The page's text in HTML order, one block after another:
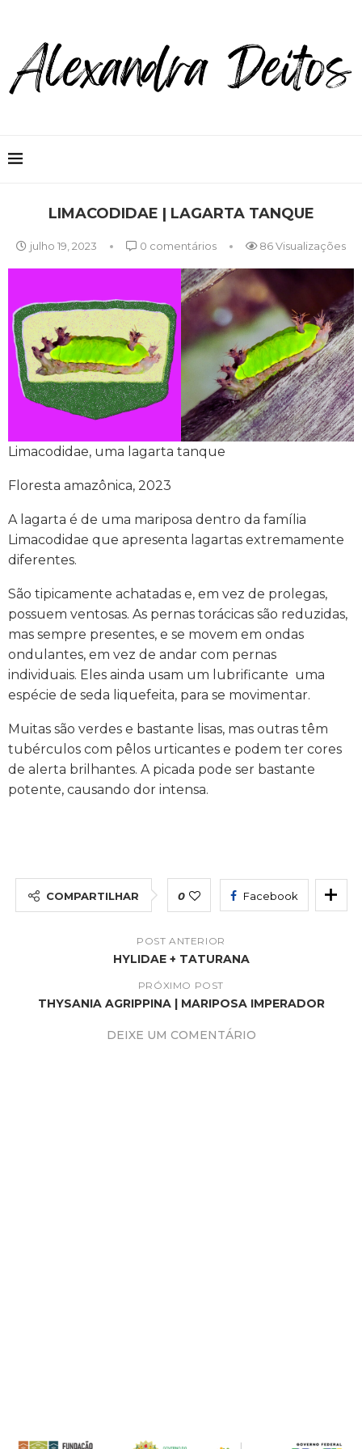
LIMACODIDAE | LAGARTA TANQUE
julho 19, 2023 0 comentários 86Visualizações
Limacodidae, uma lagarta tanque
Floresta amazônica, 2023
A lagarta é de uma mariposa dentro da família
Limacodidae que apresenta lagartas extremamente
diferentes.
São tipicamente achatadas e, em vez de prolegas,
possuem ventosas. As pernas torácicas são reduzidas,
mas sempre presentes, e se movem em ondas
ondulantes, em vez de andar com pernas
individuais. Eles ainda usam um lubrificante uma
espécie de seda liquefeita, para se movimentar.
Muitas são verdes e bastante lisas, mas outras têm
tubérculos com pêlos urticantes e podem ter cores
de alerta brilhantes. A picada pode ser bastante
potente, causando dor intensa.
COMPARTILHAR 0 Facebook
POST ANTERIOR
HYLIDAE + TATURANA
PRÓXIMO POST
THYSANIA AGRIPPINA | MARIPOSA IMPERADOR
DEIXE UM COMENTÁRIO